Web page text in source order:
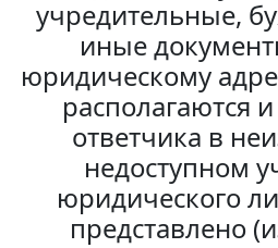
учредительные,
иные
юридическому
располагаются
ответчика в
недоступном
юридического
представлено